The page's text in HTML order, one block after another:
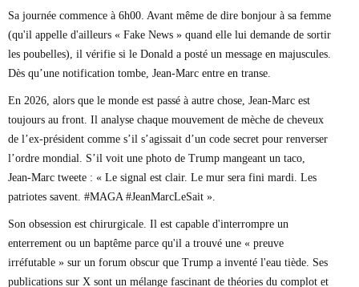
Sa journée commence à 6h00. Avant même de dire bonjour à sa femme
(qu'il appelle d'ailleurs « Fake News » quand elle lui demande de sortir
les poubelles), il vérifie si le Donald a posté un message en majuscules.
Dès qu’une notification tombe, Jean-Marc entre en transe.
En 2026, alors que le monde est passé à autre chose, Jean-Marc est
toujours au front. Il analyse chaque mouvement de mèche de cheveux
de l’ex-président comme s’il s’agissait d’un code secret pour renverser
l’ordre mondial. S’il voit une photo de Trump mangeant un taco,
Jean-Marc tweete : « Le signal est clair. Le mur sera fini mardi. Les
patriotes savent. #MAGA #JeanMarcLeSait ».
Son obsession est chirurgicale. Il est capable d'interrompre un
enterrement ou un baptême parce qu'il a trouvé une « preuve
irréfutable » sur un forum obscur que Trump a inventé l'eau tiède. Ses
publications sur X sont un mélange fascinant de théories du complot et